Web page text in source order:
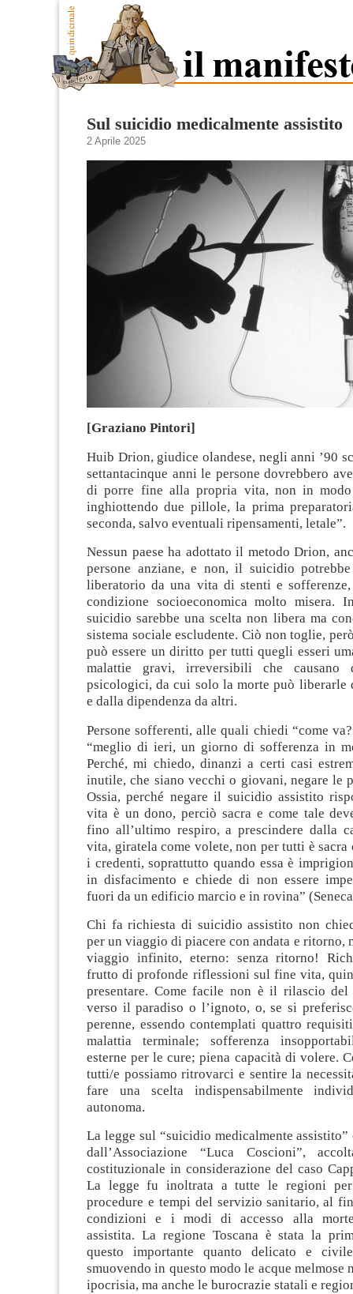
Sul suicidio medicalmente assistito
2 Aprile 2025
[Graziano Pintori]
Huib Drion, giudice olandese, negli anni ’90
settantacinque anni le persone dovrebbero
di porre fine alla propria vita, non in modo
inghiottendo due pillole, la prima
seconda, salvo eventuali ripensamenti, letale”.
Nessun paese ha adottato il metodo Drion,
persone anziane, e non, il suicidio
liberatorio da una vita di stenti e
condizione socioeconomica molto misera.
suicidio sarebbe una scelta non libera ma
sistema sociale escludente. Ciò non toglie,
può essere un diritto per tutti quegli esseri
malattie gravi, irreversibili che
psicologici, da cui solo la morte può liberarle
e dalla dipendenza da altri.
Persone sofferenti, alle quali chiedi “come
“meglio di ieri, un giorno di sofferenza in
Perché, mi chiedo, dinanzi a certi casi
inutile, che siano vecchi o giovani, negare le
Ossia, perché negare il suicidio assistito
vita è un dono, perciò sacra e come tale
fino all’ultimo respiro, a prescindere dalla
vita, giratela come volete, non per tutti è sacra
i credenti, soprattutto quando essa è
in disfacimento e chiede di non essere
fuori da un edificio marcio e in rovina”
Chi fa richiesta di suicidio assistito non
per un viaggio di piacere con andata e ritorno,
viaggio infinito, eterno: senza ritorno!
frutto di profonde riflessioni sul fine vita,
presentare. Come facile non è il rilascio del
verso il paradiso o l’ignoto, o, se si
perenne, essendo contemplati quattro
malattia terminale; sofferenza
esterne per le cure; piena capacità di volere.
tutti/e possiamo ritrovarci e sentire la
fare una scelta indispensabilmente
autonoma.
La legge sul “suicidio medicalmente assistito”
dall’Associazione “Luca Coscioni”,
costituzionale in considerazione del caso
La legge fu inoltrata a tutte le regioni
procedure e tempi del servizio sanitario, al
condizioni e i modi di accesso alla morte
assistita. La regione Toscana è stata la
questo importante quanto delicato e civile
smuovendo in questo modo le acque melmose
ipocrisia, ma anche le burocrazie statali e